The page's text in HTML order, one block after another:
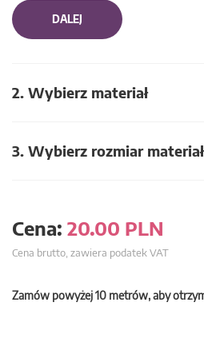
DALEJ
2. Wybierz materiał
3. Wybierz rozmiar
Cena: 20.00 PLN
Cena brutto, zawiera podatek VAT
Zamów powyżej 10 metrów, aby